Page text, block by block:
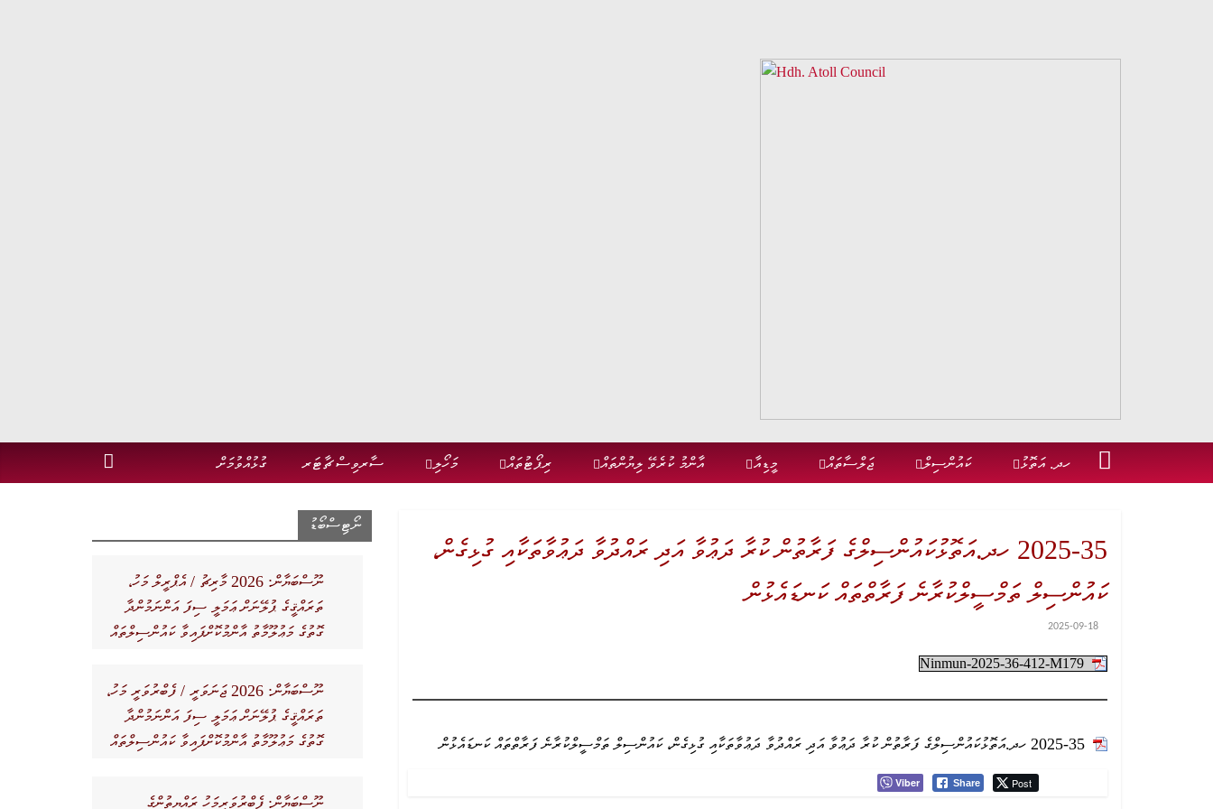
ހދ. އަތޮޅު ކައުންސިލް ޖަލްސާތައް މީޑިއާ އާންމު ކުރެވޭ ލިޔުންތައް ރިޕޯޓުތައް މަހޯލި ސާރވިސް ޗާޓަރ ގުޅުއްވުމަށް
2025-35 ހދ.އަތޮޅުކައުންސިލްގެ ފަރާތުން ކުރާ ދަޢުވާ އަދި ރައްދުވާ ދަޢުވާތަކާއި ގުޅިގެން،
ކައުންސިލް ތަމްސީލްކުރާނެ ފަރާތްތައް ކަނޑައެޅުން
2025-09-18
Ninmun-2025-36-412-M179
2025-35 ހދ.އަތޮޅުކައުންސިލްގެ ފަރާތުން ކުރާ ދަޢުވާ އަދި ރައްދުވާ ދަޢުވާތަކާއި ގުޅިގެން، ކައުންސިލް ތަމްސީލްކުރާނެ ފަރާތްތައް ކަނޑައެޅުން
Viber Share Post
ނޯޓިސްބޯޑު
ނޫސްބަޔާން: 2026 މާރިޗު / އެޕްރީލް މަހު،
ތަރައްޤީގެ ޕުލޭނަށް ޢަމަލީ ސިފަ އަންނަމުންދާ
ގޮތުގެ މަޢުލޫމާތު އާންމުކޮށްފައިވާ ކައުންސިލްތައް
ނޫސްބަޔާން: 2026 ޖަނަވަރީ / ފެބްރުވަރީ މަހު،
ތަރައްޤީގެ ޕުލޭނަށް ޢަމަލީ ސިފަ އަންނަމުންދާ
ގޮތުގެ މަޢުލޫމާތު އާންމުކޮށްފައިވާ ކައުންސިލްތައް
ނޫސްބަޔާން: ފެބްރުވަރީމަހު ރައްޔިތުންގެ